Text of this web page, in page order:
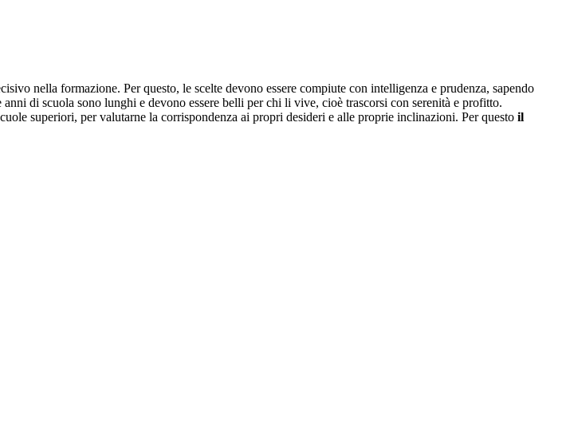
nella formazione. Per questo, le scelte devono essere compiute con intelligenza e prudenza, sapendo
di scuola sono lunghi e devono essere belli per chi li vive, cioè trascorsi con serenità e profitto.
superiori, per valutarne la corrispondenza ai propri desideri e alle proprie inclinazioni. Per questo il